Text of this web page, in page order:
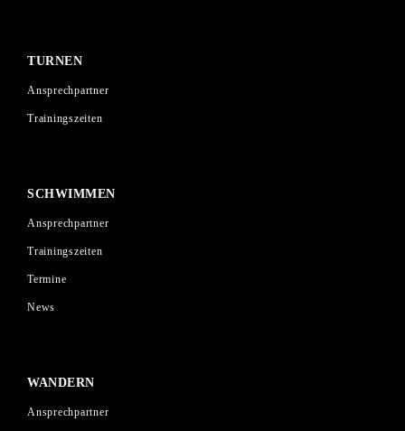
TURNEN
Ansprechpartner
Trainingszeiten
SCHWIMMEN
Ansprechpartner
Trainingszeiten
Termine
News
WANDERN
Ansprechpartner